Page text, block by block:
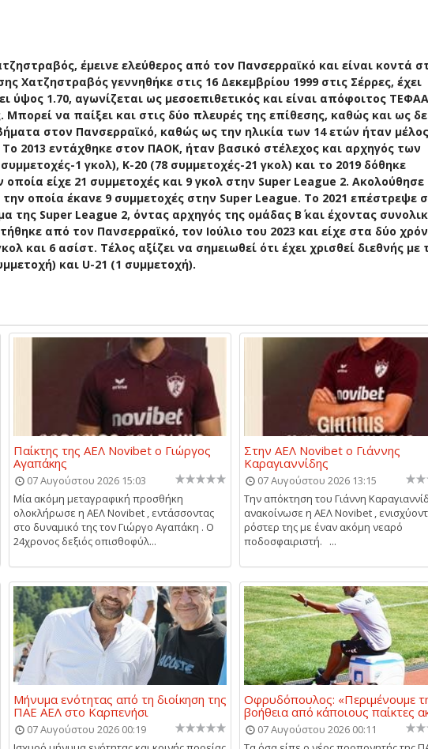
έμεινε ελεύθερος από τον Πανσερραϊκό και είναι κοντά
Χατζηστραβός γεννηθήκε στις 16 Δεκεμβρίου 1999 στις Σέρρες, έχει
ύψος 1.70, αγωνίζεται ως μεσοεπιθετικός και είναι απόφοιτος
να παίξει και στις δύο πλευρές της επίθεσης, καθώς και ως
στον Πανσερραϊκό, καθώς ως την ηλικία των 14 ετών ήταν
2013 εντάχθηκε στον ΠΑΟΚ, ήταν βασικό στέλεχος και αρχηγός των
1 γκολ), Κ-20 (78 συμμετοχές-21 γκολ) και το 2019 δόθηκε
είχε 21 συμμετοχές και 9 γκολ στην Super League 2. Ακολούθησε
οποία έκανε 9 συμμετοχές στην Super League. To 2021 επέστρεψε
Super League 2, όντας αρχηγός της ομάδας B΄ και έχοντας
από τον Πανσερραϊκό, τον Ιούλιο του 2023 και είχε στα δύο
και 6 ασίστ. Τέλος αξίζει να σημειωθεί ότι έχει χρισθεί διεθνής με
και U-21 (1 συμμετοχή).
Παίκτης της ΑΕΛ Novibet ο Γιώργος
Αγαπάκης
07 Αυγούστου 2026 15:03
Μία ακόμη μεταγραφική προσθήκη
ολοκλήρωσε η ΑΕΛ Novibet , εντάσσοντας
στο δυναμικό της τον Γιώργο Αγαπάκη . Ο
24χρονος δεξιός οπισθοφύλ...
Στην ΑΕΛ Novibet ο Γιάννης
Καραγιαννίδης
07 Αυγούστου 2026 13:15
Την απόκτηση του Γιάννη
ανακοίνωσε η ΑΕΛ Novibet ,
ρόστερ της με έναν ακόμη νεαρό
ποδοσφαιριστή. ...
Μήνυμα ενότητας από τη διοίκηση της
ΠΑΕ ΑΕΛ στο Καρπενήσι
07 Αυγούστου 2026 00:19
Οφρυδόπουλος: «Περιμένουμε
βοήθεια από κάποιους παίκτες
07 Αυγούστου 2026 00:11